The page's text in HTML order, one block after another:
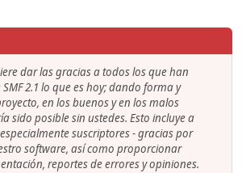
dar las gracias a todos los que han
2.1 lo que es hoy; dando forma y
en los buenos y en los malos
sido posible sin ustedes. Esto incluye a
suscriptores - gracias por
software, así como proporcionar
reportes de errores y opiniones.